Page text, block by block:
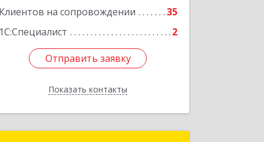
Клиентов на сопровождении
35
1С:Специалист
2
Отправить заявку
Показать контакты
Отправить заявку
Назад